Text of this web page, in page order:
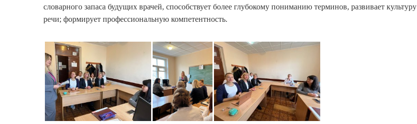
словарного запаса будущих врачей, способствует более глубокому пониманию терминов, развивает культуру
речи; формирует профессиональную компетентность.